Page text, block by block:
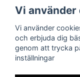
Om cookies
Odd Sailor AB
Hamnplan 8, 29495
Sölvesborg
Vi använder
Vi använder
och erbjuda dig
genom att trycka
inställningar